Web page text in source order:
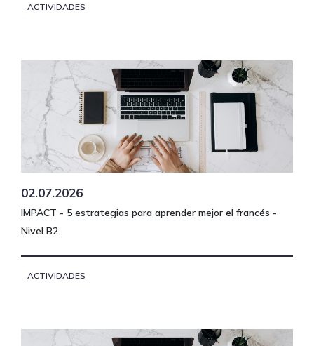
ACTIVIDADES
02.07.2026
IMPACT - 5 estrategias para aprender mejor el francés -
Nivel B2
ACTIVIDADES